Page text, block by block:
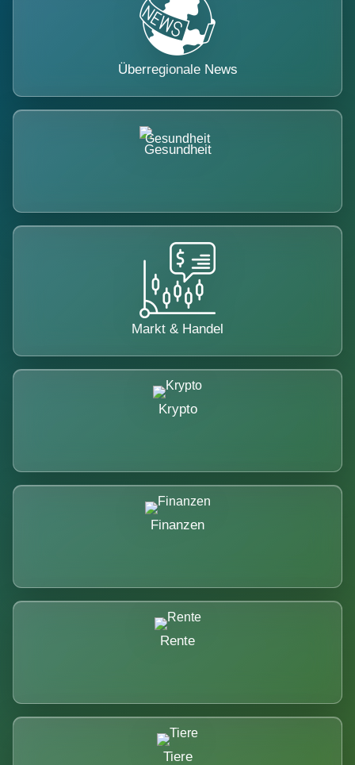
Überregionale News
Gesundheit
Markt & Handel
Krypto
Finanzen
Rente
Tiere